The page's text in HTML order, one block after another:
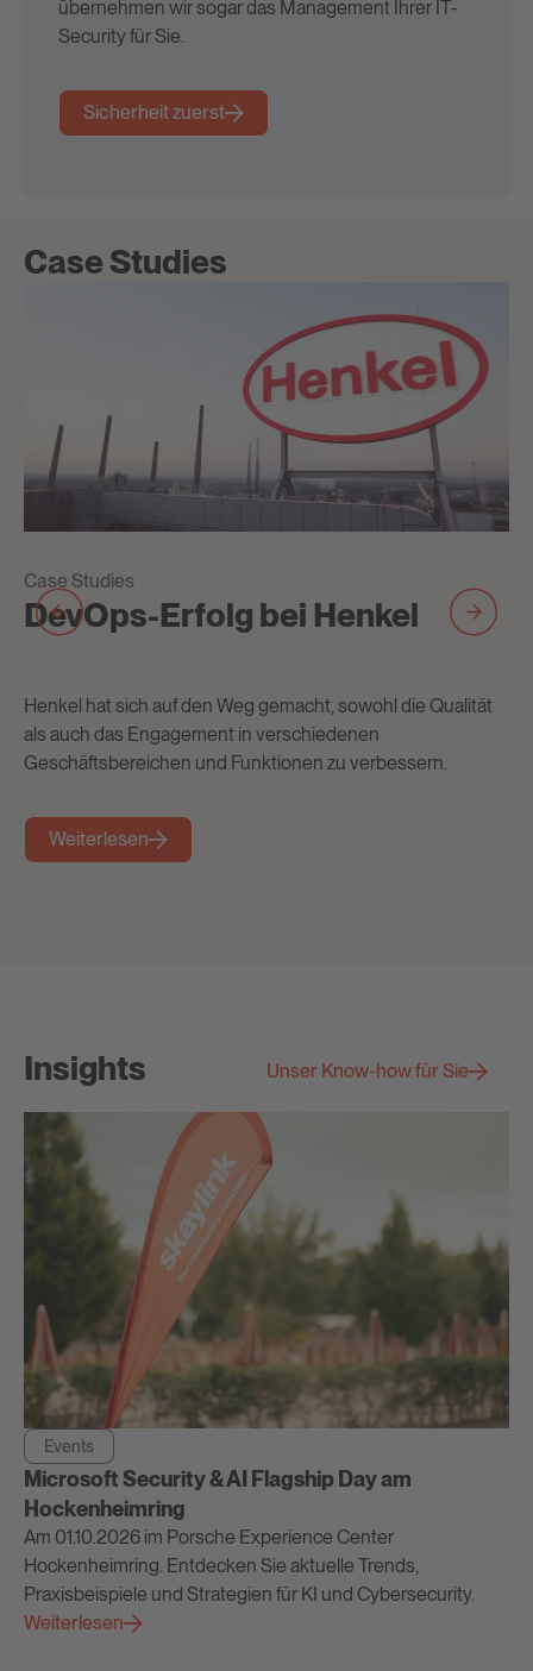
übernehmen wir sogar das Management Ihrer IT-
Security für Sie.
Sicherheit zuerst
Case Studies
Case Studies
DevOps-Erfolg bei Henkel
Henkel hat sich auf den Weg gemacht, sowohl die Qualität
als auch das Engagement in verschiedenen
Geschäftsbereichen und Funktionen zu verbessern.
Weiterlesen
Insights Unser Know-how für Sie
Events
Microsoft Security & AI Flagship Day am
Hockenheimring
Am 01.10.2026 im Porsche Experience Center
Hockenheimring. Entdecken Sie aktuelle Trends,
Praxisbeispiele und Strategien für KI und Cybersecurity.
Weiterlesen